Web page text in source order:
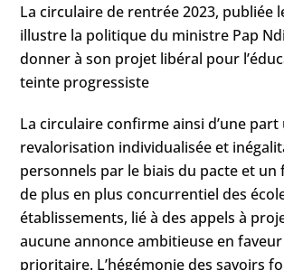
La circulaire de rentrée 2023, publiée
illustre la politique du ministre Pap
donner à son projet libéral pour
teinte progressiste
La circulaire confirme ainsi d’une part
revalorisation individualisée et
personnels par le biais du pacte et un
de plus en plus concurrentiel des
établissements, lié à des appels à
aucune annonce ambitieuse en faveur
prioritaire. L’hégémonie des savoirs